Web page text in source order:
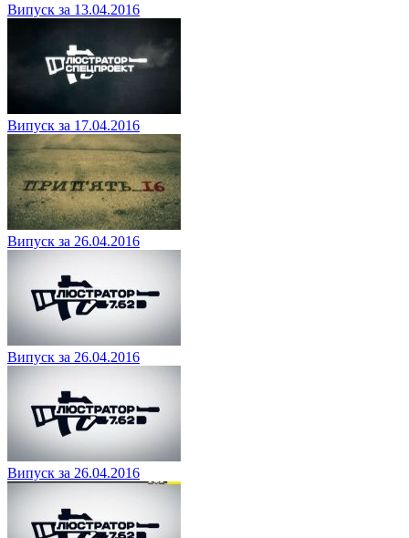
Випуск за 13.04.2016
Випуск за 17.04.2016
Випуск за 26.04.2016
Випуск за 26.04.2016
Випуск за 26.04.2016